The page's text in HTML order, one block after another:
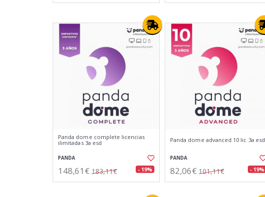
Panda dome complete licencias
ilimitadas 3a esd
PANDA
148,61€ 183,11€ - 19%
Panda dome advanced 10 lic 3a esd
PANDA
82,06€ 101,11€ - 19%